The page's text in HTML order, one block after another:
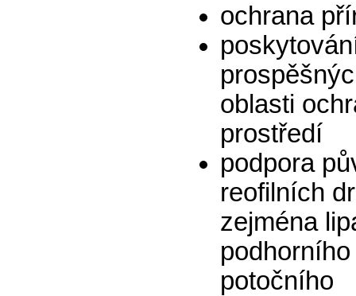
ochrana
oblasti
prostředí
podpora
reofilních
zejména
potočního